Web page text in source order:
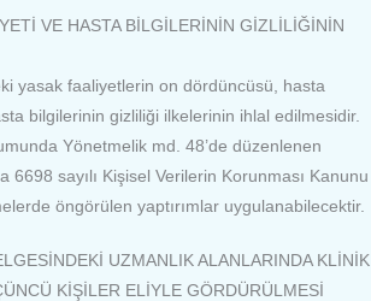
VE HASTA BİLGİLERİNİN GİZLİLİĞİNİN
yasak faaliyetlerin on dördüncüsü, hasta
bilgilerinin gizliliği ilkelerinin ihlal edilmesidir.
Yönetmelik md. 48’de düzenlenen
6698 sayılı Kişisel Verilerin Korunması Kanunu
öngörülen yaptırımlar uygulanabilecektir.
UZMANLIK ALANLARINDA KLİNİK
KİŞİLER ELİYLE GÖRDÜRÜLMESİ